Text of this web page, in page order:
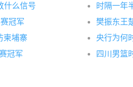
什么信号
时隔一年
冠军
樊振东王
柬埔寨
央行为何
冠军
四川男篮